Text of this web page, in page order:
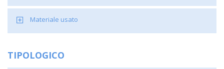
Materiale usato
TIPOLOGICO